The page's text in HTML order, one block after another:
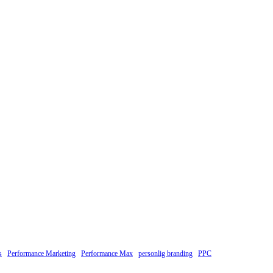
Performance Marketing Performance Max personlig branding
PPC